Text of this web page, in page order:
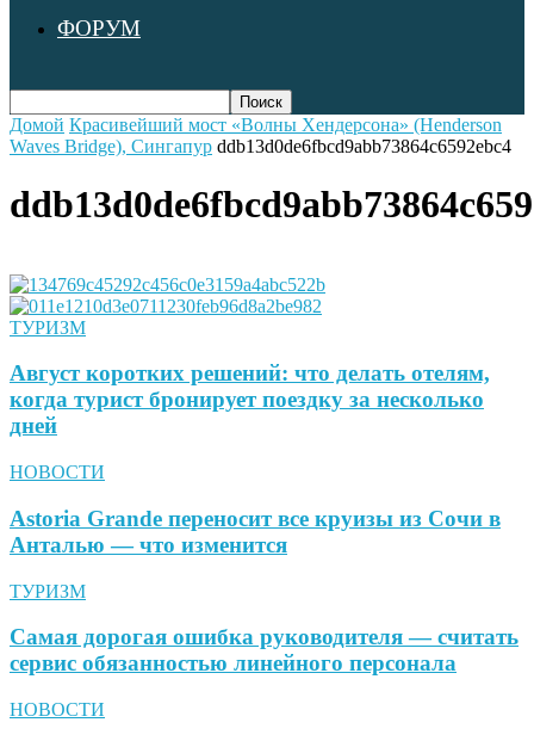
ФОРУМ
Домой Красивейший мост «Волны Хендерсона» (Henderson
Waves Bridge), Сингапур ddb13d0de6fbcd9abb73864c6592ebc4
ТУРИЗМ
Август коротких решений: что делать отелям,
когда турист бронирует поездку за несколько
дней
НОВОСТИ
Astoria Grande переносит все круизы из Сочи в
Анталью — что изменится
ТУРИЗМ
Самая дорогая ошибка руководителя — считать
сервис обязанностью линейного персонала
НОВОСТИ